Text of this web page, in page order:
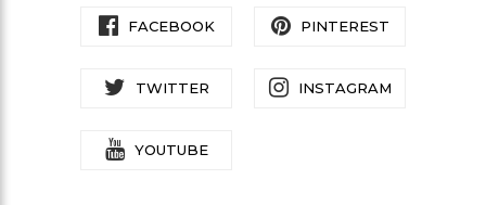
FACEBOOK PINTEREST
TWITTER INSTAGRAM
YOUTUBE